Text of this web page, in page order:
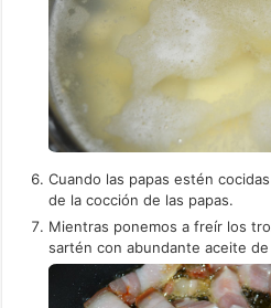
Cuando las papas estén
de la cocción de las papas.
Mientras ponemos a freír los
sartén con abundante aceite de